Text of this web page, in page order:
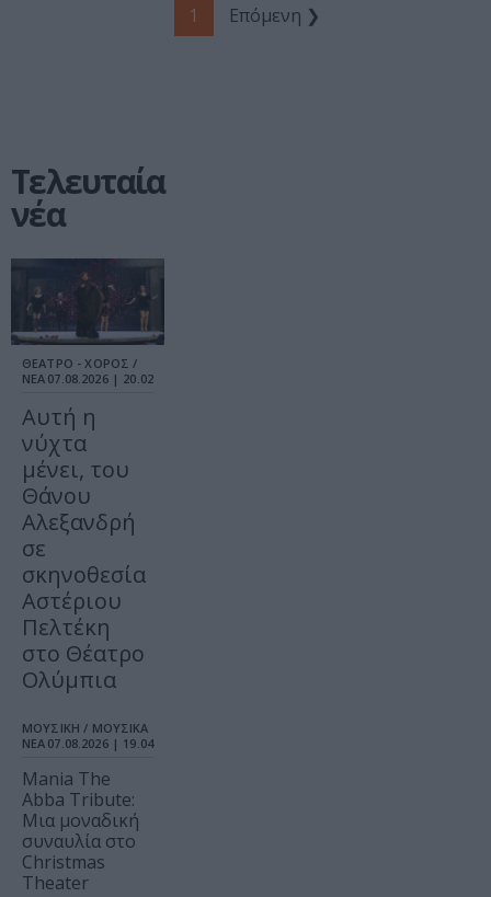
1 Επόμενη ❯
Τελευταία
νέα
ΘΕΑΤΡΟ - ΧΟΡΟΣ /
ΝΕΑ 07.08.2026 | 20.02
Αυτή η
νύχτα
μένει, του
Θάνου
Αλεξανδρή
σε
σκηνοθεσία
Αστέριου
Πελτέκη
στο Θέατρο
Ολύμπια
ΜΟΥΣΙΚΗ / ΜΟΥΣΙΚΑ
ΝΕΑ 07.08.2026 | 19.04
Mania The
Abba Tribute:
Μια μοναδική
συναυλία στο
Christmas
Theater